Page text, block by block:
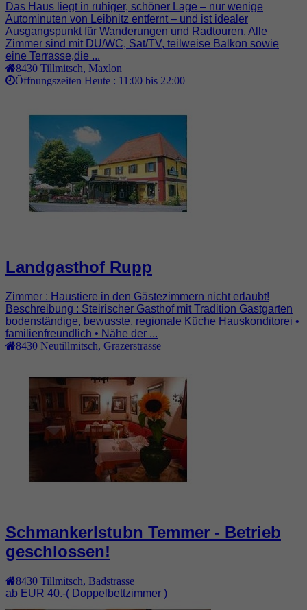
Das Haus liegt in ruhiger, schöner Lage – nur wenige
Autominuten von Leibnitz entfernt – und ist idealer
Ausgangspunkt für Wanderungen und Radtouren. Alle
Zimmer sind mit DU/WC, Sat/TV, teilweise Balkon sowie
eine Terrasse,die ...
8430 Tillmitsch, Maxlon
Öffnungszeiten Heute : 11:00 bis 22:00
Landgasthof Rupp
Zimmer : Haustiere in den Gästezimmern nicht erlaubt!
Beschreibung : Steirischer Gasthof mit Tradition Gastgarten
bodenständige, bewusste, regionale Küche Hauskonditorei •
familienfreundlich • Nähe der ...
8430 Neutillmitsch Grazerstrasse
Schmankerlstubn Temmer - Betrieb
geschlossen!
8430 Tillmitsch Badstrasse
ab EUR 40.-( Doppelbettzimmer )